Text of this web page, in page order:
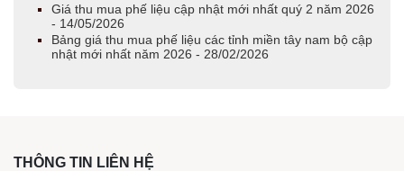
Giá thu mua phế liệu cập nhật mới nhất quý 2 năm 2026
- 14/05/2026
Bảng giá thu mua phế liệu các tỉnh miền tây nam bộ cập
nhật mới nhất năm 2026 - 28/02/2026
THÔNG TIN LIÊN HỆ